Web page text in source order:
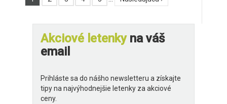
Akciové letenkyna váš
email
Prihláste sa do nášho newsletteru a získajte
tipy na najvýhodnejšie letenky za akciové
ceny.